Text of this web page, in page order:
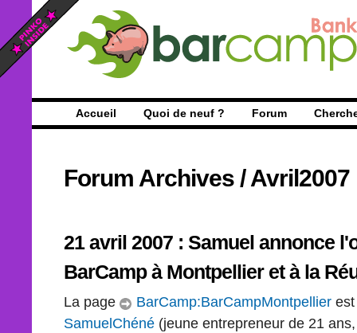
Accueil Quoi de neuf ? Forum
Forum Archives /Avril2007
21 avril 2007 : Samuel annonce
BarCampà Montpellier et à la
La page BarCamp:BarCampMontpellier
SamuelChéné (jeune entrepreneur de 21